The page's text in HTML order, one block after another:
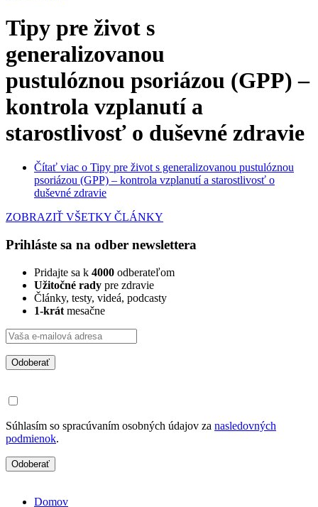
Tipy pre život s
generalizovanou
pustulóznou psoriázou (GPP) –
kontrola vzplanutí a
starostlivosť o duševné zdravie
Čítať viac o Tipy pre život s generalizovanou pustulóznou
psoriázou (GPP) – kontrola vzplanutí a starostlivosť o
duševné zdravie
ZOBRAZIŤ VŠETKY ČLÁNKY
Prihláste sa na odber newslettera
Pridajte sa k 4000 odberateľom
Užitočné rady pre zdravie
Články, testy, videá, podcasty
1-krát mesačne
Odoberať
Súhlasím so spracúvaním osobných údajov za nasledovných
podmienok.
Odoberať
Domov